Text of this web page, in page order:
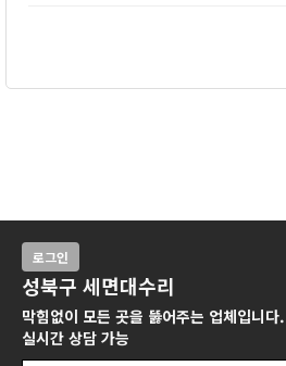
로그인
성북구 세면대수리
막힘없이 모든 곳을 뚫어주는 업체입니다.
실시간 상담 가능